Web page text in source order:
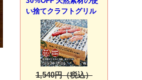
い捨てクラフトグリル
1,540円（税込）